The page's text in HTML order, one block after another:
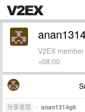
V2EX
+08:00
分享发现 • anan1314git